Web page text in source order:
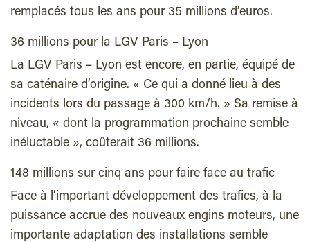
remplacés tous les ans pour 35 millions d’euros.
36 millions pour la LGV Paris – Lyon
La LGV Paris – Lyon est encore, en partie, équipé de
sa caténaire d’origine. « Ce qui a donné lieu à des
incidents lors du passage à 300 km/h. » Sa remise à
niveau, « dont la programmation prochaine semble
inéluctable », coûterait 36 millions.
148 millions sur cinq ans pour faire face au trafic
Face à l’important développement des trafics, à la
puissance accrue des nouveaux engins moteurs, une
importante adaptation des installations semble